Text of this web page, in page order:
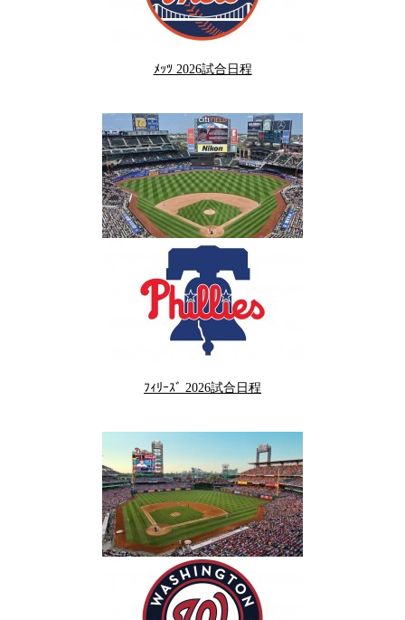
ﾒｯﾂ 2026試合日程
ﾌｨﾘｰｽﾞ 2026試合日程